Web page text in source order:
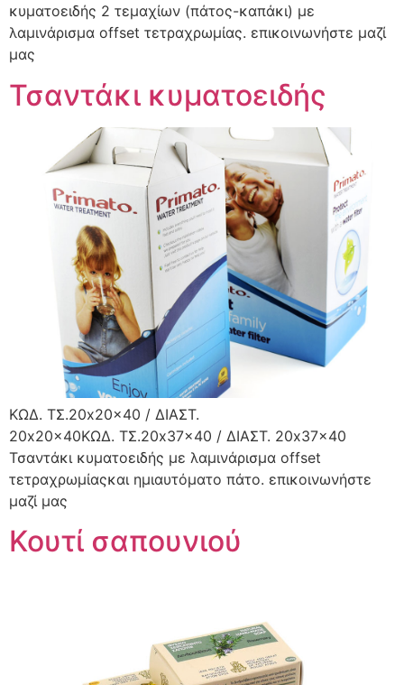
κυματοειδής 2 τεμαχίων (πάτος-καπάκι) με
λαμινάρισμα offset τετραχρωμίας. επικοινωνήστε μαζί
μας
Τσαντάκι κυματοειδής
ΚΩΔ. ΤΣ.20x20x40 / ΔΙΑΣΤ.
20x20x40ΚΩΔ. ΤΣ.20x37x40 / ΔΙΑΣΤ. 20x37x40
Τσαντάκι κυματοειδής με λαμινάρισμα offset
τετραχρωμίαςκαι ημιαυτόματο πάτο. επικοινωνήστε
μαζί μας
Κουτί σαπουνιού